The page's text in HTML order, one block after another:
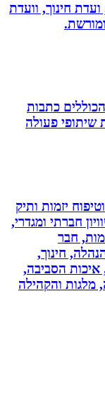
חינוך, וועדת
כתבות
פעולה
יזמות ותיק
חברתי ומגדרי,
חבר
חינוך,
הסביבה,
והקהילה